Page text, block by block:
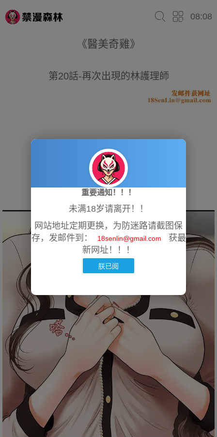
08:08
《醫美奇雞》
第20話-再次出現的林護理師
重要通知！！！
未满18岁请离开！！
网站地址定期更换，为防迷路请截图保
存，发邮件到：
18senlin@gmail.com
获最
新网址！！！
朕已阅